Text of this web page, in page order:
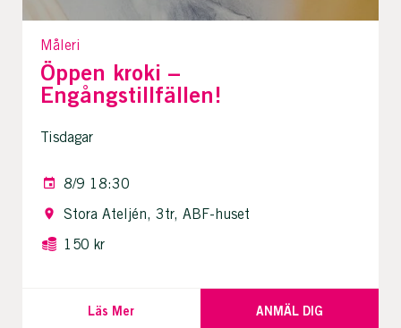
Måleri
Öppen kroki –
Engångstillfällen!
Tisdagar
8/9 18:30
Stora Ateljén, 3tr, ABF-huset
150 kr
Läs Mer ANMÄL DIG